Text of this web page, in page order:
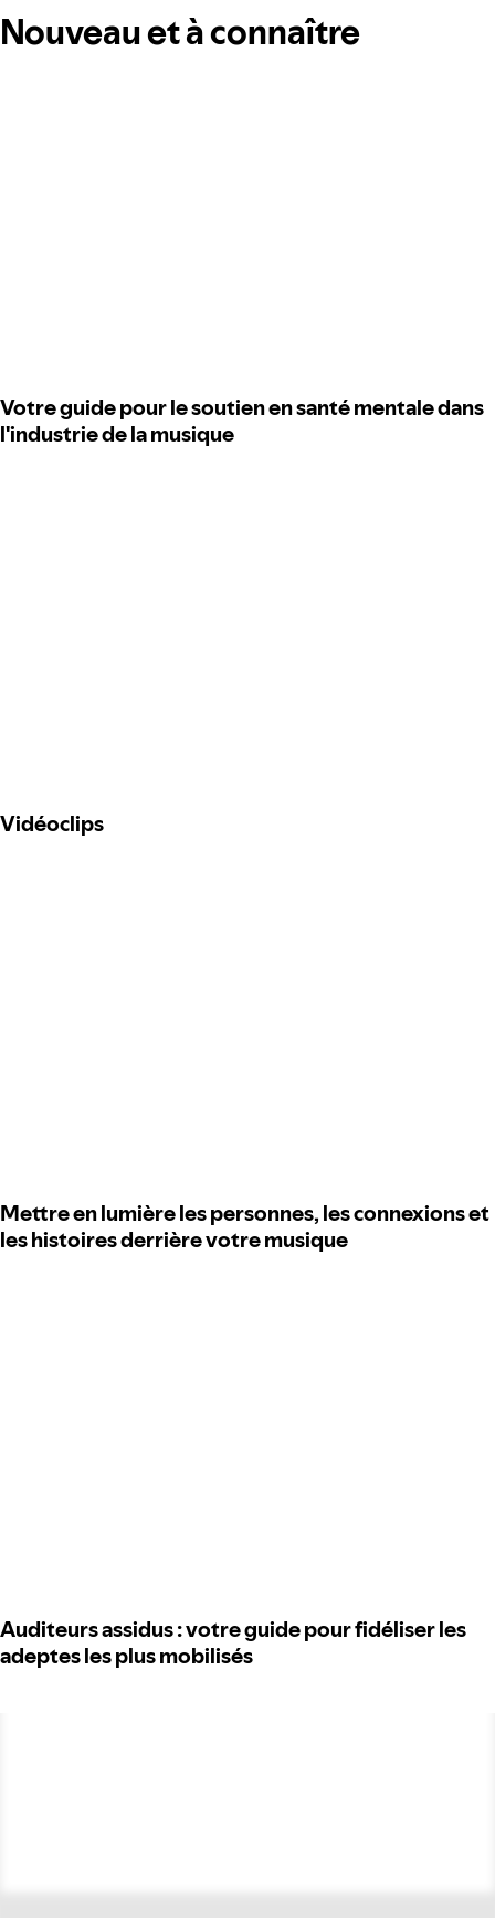
Nouveau et à connaître
Votre guide pour le soutien en santé mentale dans
l'industrie de la musique
Vidéoclips
Mettre en lumière les personnes, les connexions et
les histoires derrière votre musique
Auditeurs assidus : votre guide pour fidéliser les
adeptes les plus mobilisés